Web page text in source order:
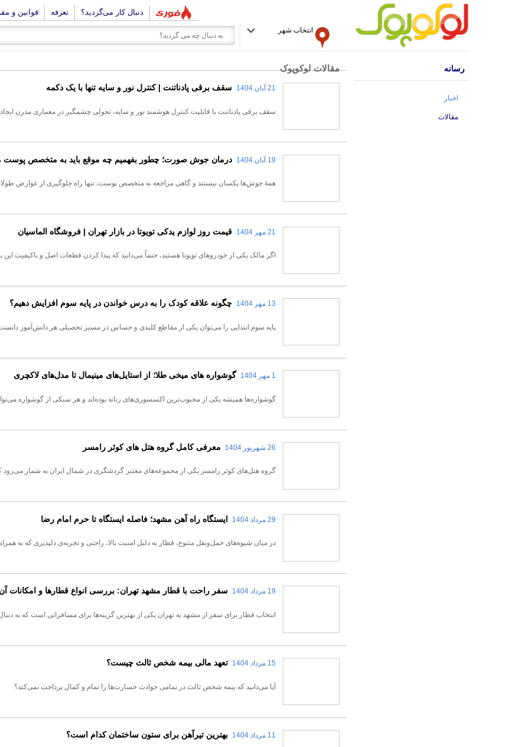
دنبال کار می‌گردید؟ تعرفه قوانین و
انتخاب شهر
مقالات لوکوپوک
21 آبان 1404 سقف برقی پادناتنت | کنترل نور و سایه تنها با یک دکمه
سقف برقی پادناتنت با قابلیت کنترل هوشمند نور و سایه، تحولی چشمگیر در معماری مدرن
19 آبان 1404 درمان جوش صورت؛ چطور بفهمیم چه موقع باید به متخصص پوست
همهٔ جوش‌ها یکسان نیستند و گاهی مراجعه به متخصص پوست، تنها راه جلوگیری از عوارض
21 مهر 1404 قیمت روز لوازم یدکی تویوتا در بازار تهران | فروشگاه الماسیان
اگر مالک یکی از خودروهای تویوتا هستید، حتماً می‌دانید که پیدا کردن قطعات اصل و باکیفیت این
13 مهر 1404 چگونه علاقه کودک را به درس خواندن در پایه سوم افزایش دهیم؟
پایه سوم ابتدایی را می‌توان یکی از مقاطع کلیدی و حساس در مسیر تحصیلی هر دانش‌آموز
1 مهر 1404 گوشواره های میخی طلا؛ از استایل‌های مینیمال تا مدل‌های لاکچری
گوشواره‌ها همیشه یکی از محبوب‌ترین اکسسوری‌های زنانه بوده‌اند و هر سبکی از گوشواره
26 شهریور 1404 معرفی کامل گروه هتل های کوثر رامسر
گروه هتل‌های کوثر رامسر یکی از مجموعه‌های معتبر گردشگری در شمال ایران به شمار می‌رود که
29 مرداد 1404 ایستگاه راه آهن مشهد؛ فاصله ایستگاه تا حرم امام رضا
در میان شیوه‌های حمل‌ونقل متنوع، قطار به دلیل امنیت بالا، راحتی و تجربه‌ی دلپذیری که به
19 مرداد 1404 سفر راحت با قطار مشهد تهران: بررسی انواع قطارها و امکانات
انتخاب قطار برای سفر از مشهد به تهران یکی از بهترین گزینه‌ها برای مسافرانی است که به
15 مرداد 1404 تعهد مالی بیمه شخص ثالث چیست؟
آیا می‌دانید که بیمه شخص ثالث در تمامی حوادث خسارت‌ها را تمام و کمال پرداخت نمی‌کند؟
11 مرداد 1404 بهترین تیرآهن برای ستون ساختمان کدام است؟
رسانه
اخبار
مقالات